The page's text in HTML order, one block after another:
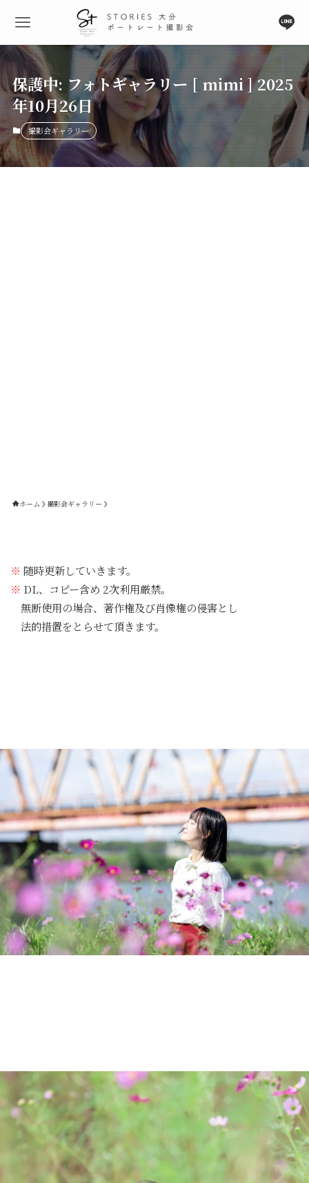
保護中: フォトギャラリー [ mimi ] 2025
年10月26日
撮影会ギャラリー
ホーム 撮影会ギャラリー
※ 随時更新していきます。
※ DL、コピー含め 2次利用厳禁。
無断使用の場合、著作権及び肖像権の侵害とし
法的措置をとらせて頂きます。